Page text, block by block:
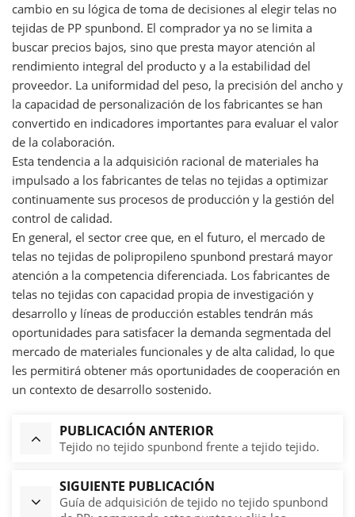
cambio en su lógica de toma de decisiones al elegir telas no
tejidas de PP spunbond. El comprador ya no se limita a
buscar precios bajos, sino que presta mayor atención al
rendimiento integral del producto y a la estabilidad del
proveedor. La uniformidad del peso, la precisión del ancho y
la capacidad de personalización de los fabricantes se han
convertido en indicadores importantes para evaluar el valor
de la colaboración.
Esta tendencia a la adquisición racional de materiales ha
impulsado a los fabricantes de telas no tejidas a optimizar
continuamente sus procesos de producción y la gestión del
control de calidad.
En general, el sector cree que, en el futuro, el mercado de
telas no tejidas de polipropileno spunbond prestará mayor
atención a la competencia diferenciada. Los fabricantes de
telas no tejidas con capacidad propia de investigación y
desarrollo y líneas de producción estables tendrán más
oportunidades para satisfacer la demanda segmentada del
mercado de materiales funcionales y de alta calidad, lo que
les permitirá obtener más oportunidades de cooperación en
un contexto de desarrollo sostenido.
PUBLICACIÓN ANTERIOR
Tejido no tejido spunbond frente a tejido tejido.
SIGUIENTE PUBLICACIÓN
Guía de adquisición de tejido no tejido spunbond